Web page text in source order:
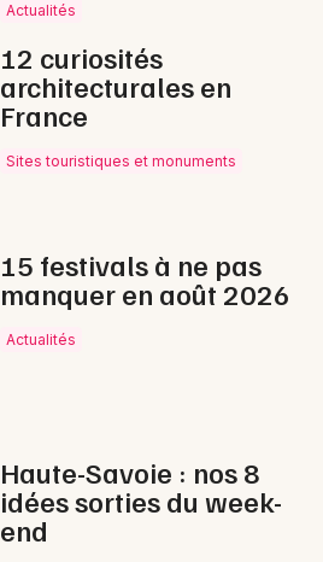
Actualités
12 curiosités
architecturales en
France
Sites touristiques et monuments
15 festivals à ne pas
manquer en août 2026
Actualités
Haute-Savoie : nos 8
idées sorties du week-
end